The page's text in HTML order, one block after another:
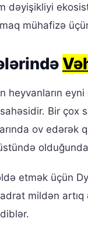
dəyişikliyi
mühafizə
heyvanların
Bir çox
ov edərək
etmək üçün
mildən